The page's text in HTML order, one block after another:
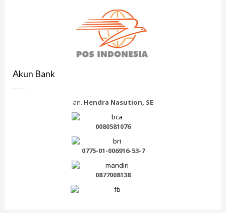
Akun Bank
an. Hendra Nasution, SE
0080581076
0775-01-006916-53-7
0877008138